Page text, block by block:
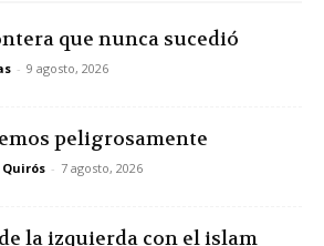
que nunca sucedió
- 9 agosto, 2026
peligrosamente
Quirós - 7 agosto, 2026
la izquierda con el islam